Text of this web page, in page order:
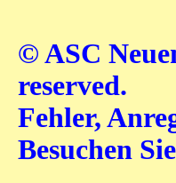
© ASC
reserved.
Fehler,
Besuchen